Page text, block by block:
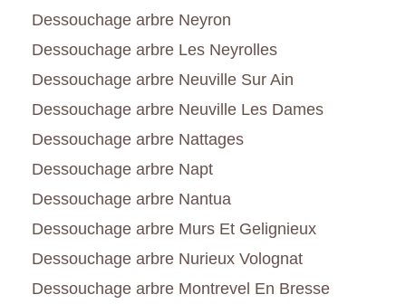
Dessouchage arbre Neyron
Dessouchage arbre Les Neyrolles
Dessouchage arbre Neuville Sur Ain
Dessouchage arbre Neuville Les Dames
Dessouchage arbre Nattages
Dessouchage arbre Napt
Dessouchage arbre Nantua
Dessouchage arbre Murs Et Gelignieux
Dessouchage arbre Nurieux Volognat
Dessouchage arbre Montrevel En Bresse